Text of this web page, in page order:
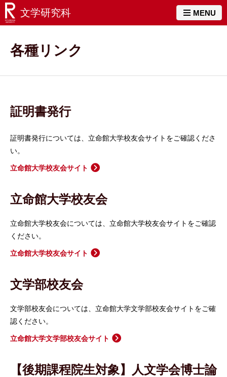
文学研究科 MENU
各種リンク
証明書発行
証明書発行については、立命館大学校友会サイトをご確認くださ
い。
立命館大学校友会サイト
立命館大学校友会
立命館大学校友会については、立命館大学校友会サイトをご確認
ください。
立命館大学校友会サイト
文学部校友会
文学部校友会については、立命館大学文学部校友会サイトをご確
認ください。
立命館大学文学部校友会サイト
【後期課程院生対象】人文学会博士論